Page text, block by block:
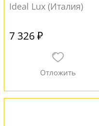
Ideal Lux (Италия)
7 326 ₽